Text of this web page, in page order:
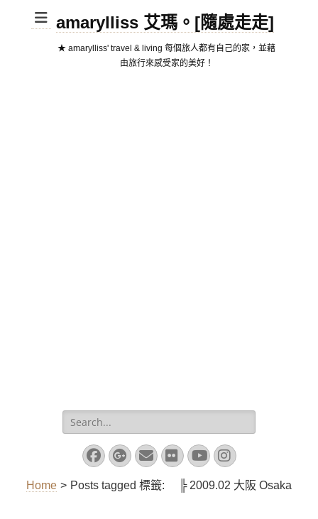
amarylliss 艾瑪。[隨處走走]
★ amarylliss' travel & living 每個旅人都有自己的家，並藉
由旅行來感受家的美好！
Search
for:
Facebook
Googleplus
EmailFlickrYouTube
Instagram
Home > Posts tagged 標籤: ╠ 2009.02 大阪 Osaka